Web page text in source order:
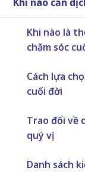
Khi nào cần
Khi nào là
chăm sóc
Cách lựa
cuối đời
Trao đổi về
quý vị
Danh sách